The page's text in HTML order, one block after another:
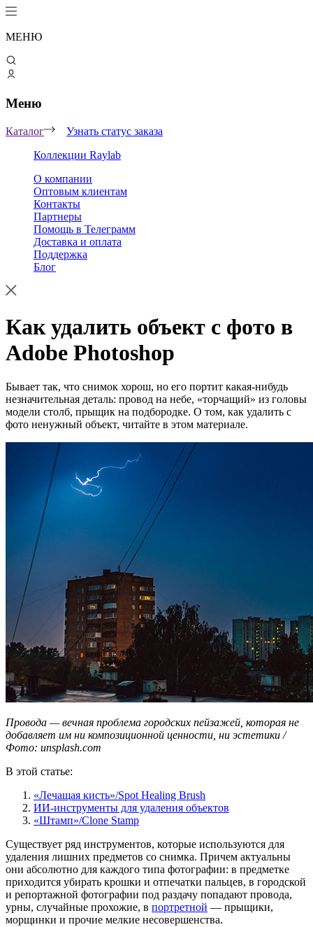
МЕНЮ
Меню
Каталог
Узнать статус заказа
Коллекции Raylab
О компании
Оптовым клиентам
Контакты
Партнеры
Помощь в Телеграмм
Доставка и оплата
Поддержка
Блог
Как удалить объект с фото в
Adobe Photoshop
Бывает так, что снимок хорош, но его портит какая-нибудь
незначительная деталь: провод на небе, «торчащий» из головы
модели столб, прыщик на подбородке. О том, как удалить с
фото ненужный объект, читайте в этом материале.
Провода — вечная проблема городских пейзажей, которая не
добавляет им ни композиционной ценности, ни эстетики /
Фото: unsplash.com
В этой статье:
«Лечащая кисть»/Spot Healing Brush
ИИ-инструменты для удаления объектов
«Штамп»/Clone Stamp
Существует ряд инструментов, которые используются для
удаления лишних предметов со снимка. Причем актуальны
они абсолютно для каждого типа фотографии: в предметке
приходится убирать крошки и отпечатки пальцев, в городской
и репортажной фотографии под раздачу попадают провода,
урны, случайные прохожие, в портретной — прыщики,
морщинки и прочие мелкие несовершенства.